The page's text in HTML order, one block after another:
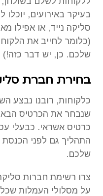
בעיקר באירועים,
סליקה נייד, או אפילו
(כלומר לחייב את
שלכם. כן, יש דבר כזה!)
בחירת חברת
כלקוחות, רובנו נבצע
שנבחר את הכרטיס
כרטיס אשראי. כבעלי
התהליך גם לפני
שלכם.
צרו רשימת חברות
על מסלולי העמלות